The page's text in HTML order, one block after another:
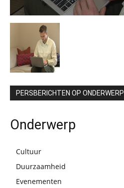
PERSBERICHTEN OP ONDERWERP
Onderwerp
Cultuur
Duurzaamheid
Evenementen